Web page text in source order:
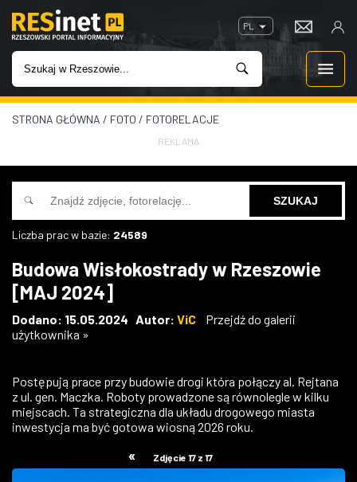
PL
WIADOMOŚCI
INWESTYCJE
IMPREZY
W KINACH
GASTRONOMIA
ZDJĘCIA
W RZESZOWIE
STRONA GŁÓWNA / FOTO / FOTORELACJE
REKLAMA
Liczba prac w bazie: 24589
Budowa Wisłokostrady w Rzeszowie
[MAJ 2024]
Dodano: 15.05.2024 Autor: ViC
Przejdź do galerii
użytkownika »
Postępują prace przy budowie drogi która połączy al. Rejtana
z ul. gen. Maczka. Roboty prowadzone są równolegle w kilku
miejscach. Ta strategiczna dla układu drogowego miasta
inwestycja ma być gotowa wiosną 2026 roku.
« Zdjęcie 17 z 17